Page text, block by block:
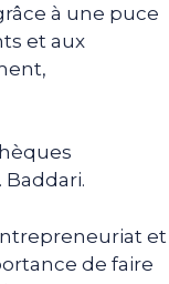
à une puce
et aux
Baddari.
et
de faire